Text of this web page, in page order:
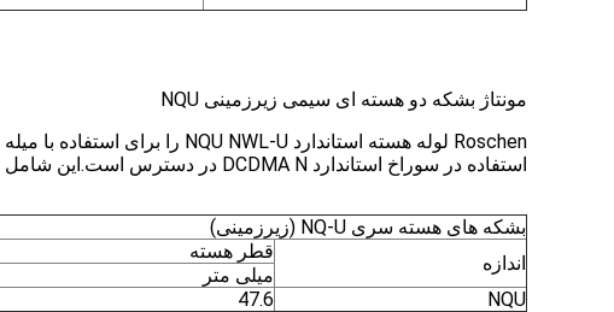
مونتاژ بشکه دو هسته ای سیمی زیرزمینی NQU
استفاده در سوراخ استاندارد DCDMA N در دسترس است.این شامل مجموعه سر NQU، اجزای لوله داخلی NQU و اجزای لوله بیرونی NQU است.
بشکه های هسته سری NQ-U (زیرزمینی)
اندازه
قطر هسته
میلی متر
NQU
47.6